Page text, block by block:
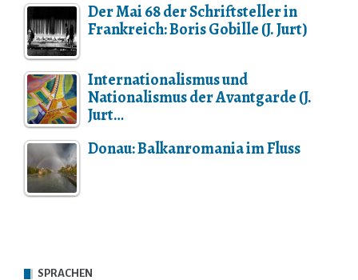
Der Mai 68 der Schriftsteller in
Frankreich: Boris Gobille (J. Jurt)
Internationalismus und
Nationalismus der Avantgarde (J.
Jurt…
Donau: Balkanromania im Fluss
SPRACHEN